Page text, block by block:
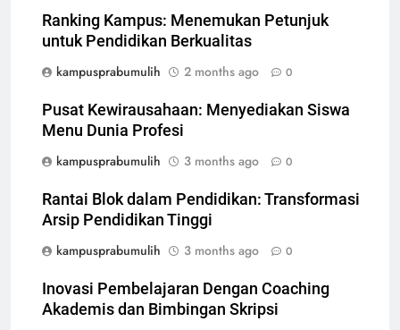
Ranking Kampus: Menemukan Petunjuk
untuk Pendidikan Berkualitas
kampusprabumulih
2 months ago 0
Pusat Kewirausahaan: Menyediakan Siswa
Menu Dunia Profesi
kampusprabumulih
3 months ago 0
Rantai Blok dalam Pendidikan: Transformasi
Arsip Pendidikan Tinggi
kampusprabumulih
3 months ago 0
Inovasi Pembelajaran Dengan Coaching
Akademis dan Bimbingan Skripsi